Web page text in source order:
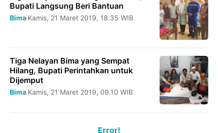
Bupati Langsung Beri Bantuan
Bima Kamis, 21 Maret 2019, 18.35 WIB
Tiga Nelayan Bima yang Sempat
Hilang, Bupati Perintahkan untuk
Dijemput
Bima Kamis, 21 Maret 2019, 09.10 WIB
Error!